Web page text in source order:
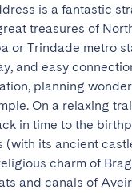
is a fantastic
treasures of
or Trindade metro
and easy
planning
On a relaxing
in time to the
(with its ancient
charm of
and canals of